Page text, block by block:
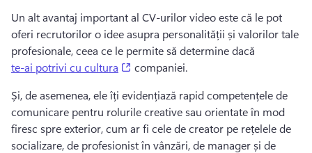
Un alt avantaj important al CV-urilor video este că le pot
oferi recrutorilor o idee asupra personalității și valorilor tale
profesionale, ceea ce le permite să determine dacă
te-ai potrivi cu cultura
(opens in a new tab)
companiei.
Și, de asemenea, ele îți evidențiază rapid competențele de
comunicare pentru rolurile creative sau orientate în mod
firesc spre exterior, cum ar fi cele de creator pe rețelele de
socializare, de profesionist în vânzări, de manager și de